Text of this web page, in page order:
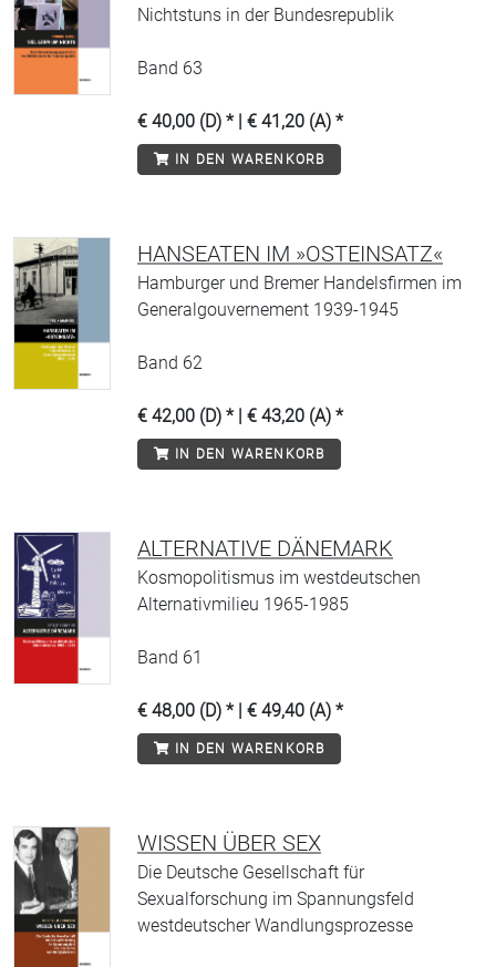
Nichtstuns in der Bundesrepublik
Band 63
€ 40,00 (D) * | € 41,20 (A) *
IN DEN WARENKORB
HANSEATEN IM »OSTEINSATZ«
Hamburger und Bremer Handelsfirmen im
Generalgouvernement 1939-1945
Band 62
€ 42,00 (D) * | € 43,20 (A) *
IN DEN WARENKORB
ALTERNATIVE DÄNEMARK
Kosmopolitismus im westdeutschen
Alternativmilieu 1965-1985
Band 61
€ 48,00 (D) * | € 49,40 (A) *
IN DEN WARENKORB
WISSEN ÜBER SEX
Die Deutsche Gesellschaft für
Sexualforschung im Spannungsfeld
westdeutscher Wandlungsprozesse